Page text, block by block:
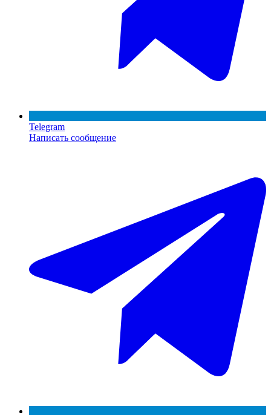
Telegram
Написать сообщение